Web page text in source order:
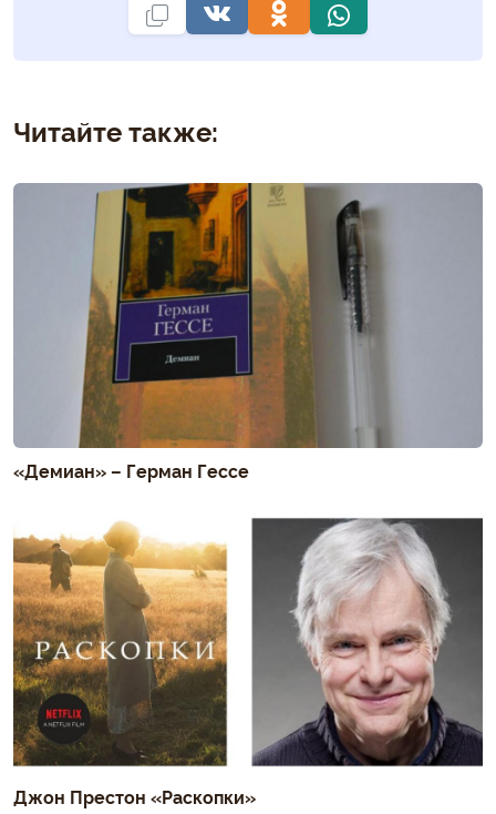
Читайте также:
«Демиан» – Герман Гессе
Джон Престон «Раскопки»